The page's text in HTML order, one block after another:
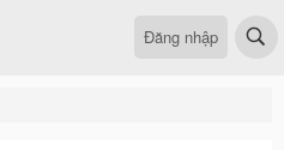
Đăng nhập